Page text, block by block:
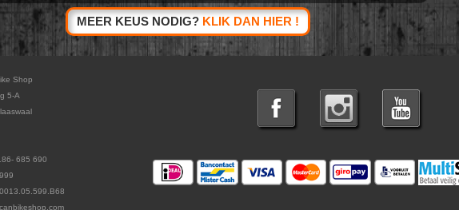
MEER KEUS NODIG? KLIK DAN HIER !
Shop
5-A
685 690